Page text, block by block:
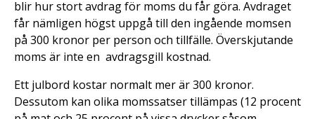
blir hur stort avdrag för moms du får göra. Avdraget
får nämligen högst uppgå till den ingående momsen
på 300 kronor per person och tillfälle. Överskjutande
moms är inte en avdragsgill kostnad.
Ett julbord kostar normalt mer är 300 kronor.
Dessutom kan olika momssatser tillämpas (12 procent